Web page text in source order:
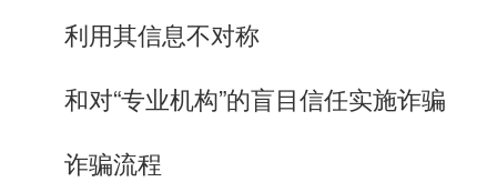
利用其信息不对称
和对“专业机构”的盲目信任实施诈骗
诈骗流程